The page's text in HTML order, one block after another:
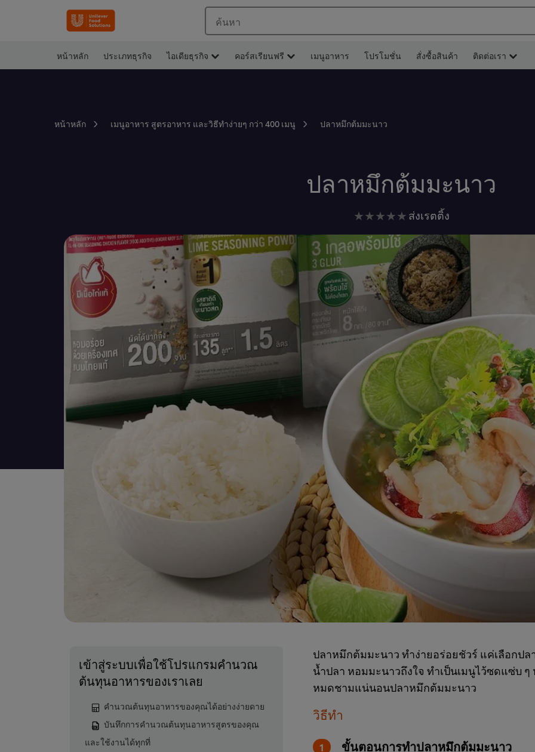
ค้นหา
หน้าหลัก ประเภทธุรกิจ ไอเดียธุรกิจ คอร์สเรียนฟรี เมนูอาหาร โปรโมชั่น สั่งซื้อสินค้า ติดต่อเรา
หน้าหลัก เมนูอาหาร สูตรอาหาร และวิธีทำง่ายๆ กว่า 400 เมนู ปลาหมึกต้มมะนาว
ปลาหมึกต้มมะนาว
ไม่มี
ให้
คะแนน
สำหรับ
recipe
นี้
ส่งเรตติ้ง
เข้าสู่ระบบเพื่อใช้โปรแกรมคำนวณ
ต้นทุนอาหารของเราเลย
คำนวณต้นทุนอาหารของคุณได้อย่างง่ายดาย
บันทึกการคำนวณต้นทุนอาหารสูตรของคุณ
และใช้งานได้ทุกที่
ปลาหมึกต้มมะนาว ทำง่ายอร่อยชัวร์ แค่เลือกปล
น้ำปลา หอมมะนาวถึงใจ ทำเป็นเมนูไว้ซดแซ่บ
หมดชามแน่นอนปลาหมึกต้มมะนาว
วิธีทำ
ขั้นตอนการทำปลาหมึกต้มมะนาว